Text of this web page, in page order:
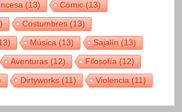
(13) Cómic(13)
Costumbres(13)
Música(13) Sajalín(13)
Aventuras(12) Filosofía(12)
Dirtyworks(11) Violencia(11)